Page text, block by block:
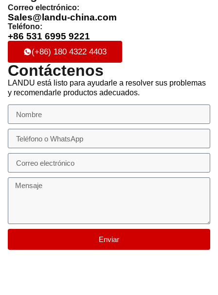
Correo electrónico:
Sales@landu-china.com
Teléfono:
+86 531 6995 9221
(+86) 180 4322 4403
Contáctenos
LANDU está listo para ayudarle a resolver sus problemas
y recomendarle productos adecuados.
Enviar